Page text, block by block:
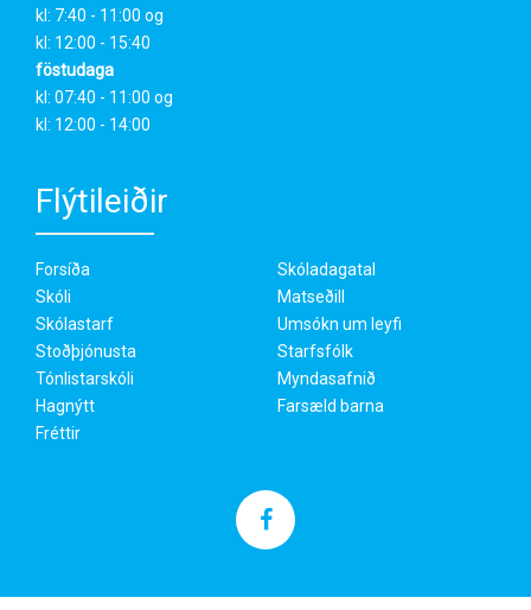
kl: 7:40 - 11:00 og
kl: 12:00 - 15:40
föstudaga
kl: 07:40 - 11:00 og
kl: 12:00 - 14:00
Flýtileiðir
Forsíða
Skóli
Skólastarf
Stoðþjónusta
Tónlistarskóli
Hagnýtt
Fréttir
Skóladagatal
Matseðill
Umsókn um leyfi
Starfsfólk
Myndasafnið
Farsæld barna